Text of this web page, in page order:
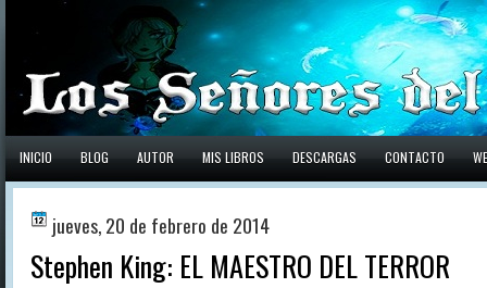
INICIO BLOG AUTOR MIS LIBROS DESCARGAS CONTACTO
jueves, 20 de febrero de 2014
Stephen King: EL MAESTRO DEL TERROR